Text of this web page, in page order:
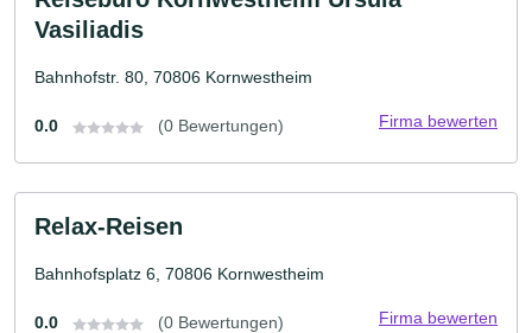
Vasiliadis
Bahnhofstr. 80, 70806 Kornwestheim
0.0 (0 Bewertungen) Firma bewerten
Relax-Reisen
Bahnhofsplatz 6, 70806 Kornwestheim
0.0 (0 Bewertungen) Firma bewerten